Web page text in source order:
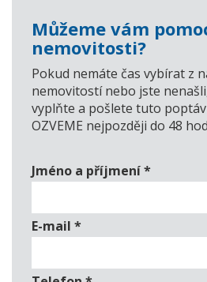
Můžeme vám
nemovitosti?
Pokud nemáte čas vybírat z
nemovitostí nebo jste
vyplňte a pošlete tuto
OZVEME nejpozději do 48
Jméno a příjmení*
E-mail *